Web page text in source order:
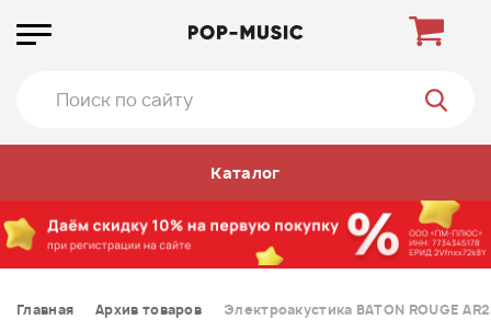
Каталог
Главная Архив товаров Электроакустика BATON ROUGE